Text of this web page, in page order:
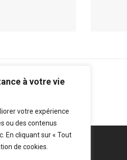
à votre vie
votre expérience
ou des contenus
En cliquant sur « Tout
de cookies.